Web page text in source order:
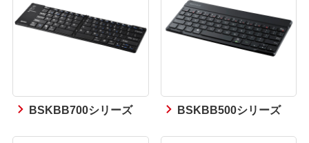
BSKBB700シリーズ BSKBB500シリーズ